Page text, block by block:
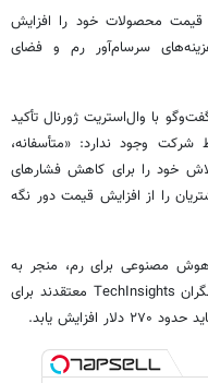
قیمت محصولات خود را افزایش
سرسام‌آور رم و فضای
با وال‌استریت ژورنال تأکید
وجود ندارد: «متأسفانه،
خود را برای کاهش فشارهای
را از افزایش قیمت دور نگه
مصنوعی برای رم، منجر به
کمبود عرضه و رشد قیمت‌ها شده است. تحلیلگران TechInsights معتقدند برای